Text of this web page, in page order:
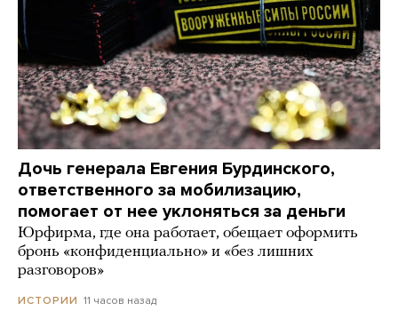
Дочь генерала Евгения Бурдинского,
ответственного за мобилизацию,
помогает от нее уклоняться за деньги
Юрфирма, где она работает, обещает оформить
бронь «конфиденциально» и «без лишних
разговоров»
ИСТОРИИ 11 часов назад